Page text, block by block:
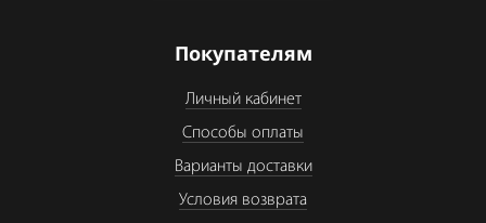
Покупателям
Личный кабинет
Способы оплаты
Варианты доставки
Условия возврата